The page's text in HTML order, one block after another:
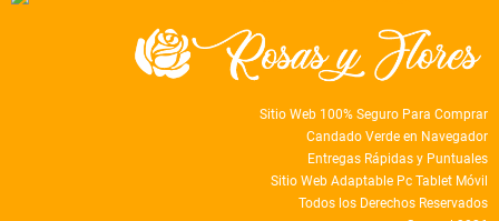
Sitio Web 100% Seguro Para Comprar
Candado Verde en Navegador
Entregas Rápidas y Puntuales
Sitio Web Adaptable Pc Tablet Móvil
Todos los Derechos Reservados